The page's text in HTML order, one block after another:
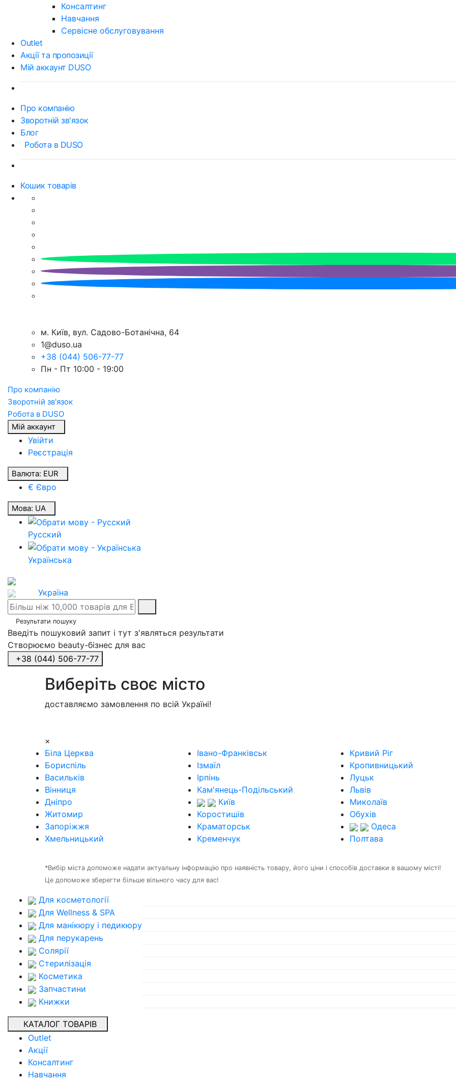
Консалтинг
Навчання
Сервісне обслуговування
Outlet
Акції та пропозиції
Мій аккаунт DUSO
Про компанію
Зворотній зв'язок
Блог
Робота в DUSO
Кошик товарів
м. Київ, вул. Садово-Ботанічна, 64
1@duso.ua
+38 (044) 506-77-77
Пн - Пт 10:00 - 19:00
Про компанію
Зворотній зв'язок
Робота в DUSO
Мій аккаунт
Увійти
Реєстрація
Валюта: EUR
€ Євро
Мова: UA
Русский
Українська
Україна
Результати пошуку
Введіть пошуковий запит і тут з'являться результати
Створюємо beauty-бізнес для вас
+38 (044) 506-77-77
Виберіть своє місто
доставляємо замовлення по всій Україні!
×
Біла Церква
Бориспіль
Васильків
Вінниця
Дніпро
Житомир
Запоріжжя
Хмельницький
Івано-Франківськ
Ізмаїл
Ірпінь
Кам'янець-Подільський
Київ
Коростишів
Краматорськ
Кременчук
Кривий Ріг
Кропивницький
Луцьк
Львів
Миколаїв
Обухів
Одеса
Полтава
*Вибір міста допоможе надати актуальну інформацію про наявність товару, його ціни і способів доставки в вашому місті!
Це допоможе зберегти більше вільного часу для вас!
Для косметології
Для Wellness & SPA
Для манікюру і педикюру
Для перукарень
Солярії
Стерилізація
Косметика
Запчастини
Книжки
КАТАЛОГ ТОВАРІВ
Outlet
Акції
Консалтинг
Навчання